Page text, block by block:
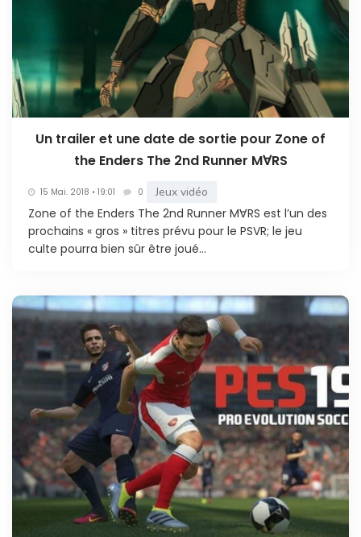
Un trailer et une date de sortie pour Zone of
the Enders The 2nd Runner M∀RS
15 Mai. 2018 • 19:01 0 Jeux vidéo
Zone of the Enders The 2nd Runner M∀RS est l’un des
prochains « gros » titres prévu pour le PSVR; le jeu
culte pourra bien sûr être joué...